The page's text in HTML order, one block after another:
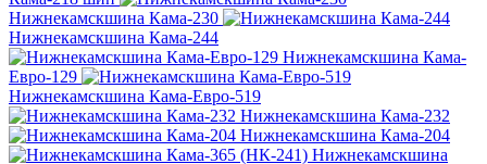
Нижнекамскшина Кама-230
Нижнекамскшина Кама-244
Нижнекамскшина Кама-
Евро-129
Нижнекамскшина Кама-Евро-519
Нижнекамскшина Кама-232
Нижнекамскшина Кама-204
Нижнекамскшина